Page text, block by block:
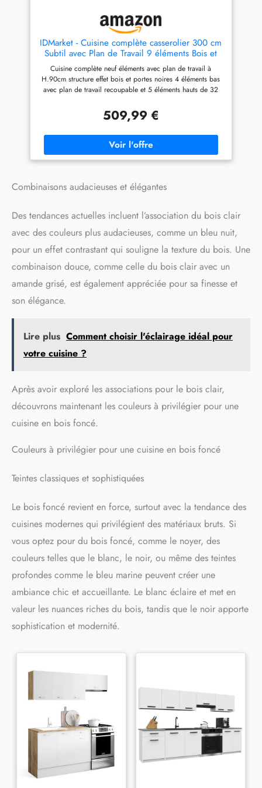
Chaque caisson, ou meuble
de rangement, est composé
de panneaux de particules
(aggloméré) d'une épaisseur
de 16 mm. Idéal pour des
meubles de cuisine robuste
qui durent dans le temps.
FACILITÉ D'INSTALLATION :
percés et vous recevez un
colis unique pour chaque
L'installation des meubles est
facile et rapide grâce à notre
notice simple et intuitive.
IDMarket - Cuisine complète casserolier 300 cm
Subtil avec Plan de Travail 9 éléments Bois et
Noir
Cuisine complète neuf éléments avec plan de travail à
H.90cm structure effet bois et portes noires 4 éléments bas
avec plan de travail recoupable et 5 éléments hauts de 32
poignée de 11 cm, cuisine ultra fonctionnelle Structure des
éléments et façades en PB - Plan de travail de 2,5 cm
éléments hauts de 32 cm de profondeur + plan de travail
509,99 €
Combinaisons audacieuses et élégantes
Des tendances actuelles incluent l’association du bois clair
avec des couleurs plus audacieuses, comme un bleu nuit,
pour un effet contrastant qui souligne la texture du bois. Une
combinaison douce, comme celle du bois clair avec un
amande grisé, est également appréciée pour sa finesse et
son élégance.
Lire plus Comment choisir l'éclairage idéal pour
votre cuisine ?
Après avoir exploré les associations pour le bois clair,
découvrons maintenant les couleurs à privilégier pour une
cuisine en bois foncé.
Couleurs à privilégier pour une cuisine en bois foncé
Teintes classiques et sophistiquées
Le bois foncé revient en force, surtout avec la tendance des
cuisines modernes qui privilégient des matériaux bruts. Si
vous optez pour du bois foncé, comme le noyer, des
couleurs telles que le blanc, le noir, ou même des teintes
profondes comme le bleu marine peuvent créer une
ambiance chic et accueillante. Le blanc éclaire et met en
valeur les nuances riches du bois, tandis que le noir apporte
sophistication et modernité.